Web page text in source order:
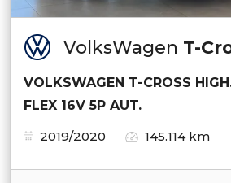
VolksWagen T-
VOLKSWAGEN T-CROSS
FLEX 16V 5P AUT.
2019/2020
145.114 km